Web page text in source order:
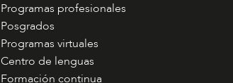
Programas profesionales
Posgrados
Programas virtuales
Centro de lenguas
Formación continua